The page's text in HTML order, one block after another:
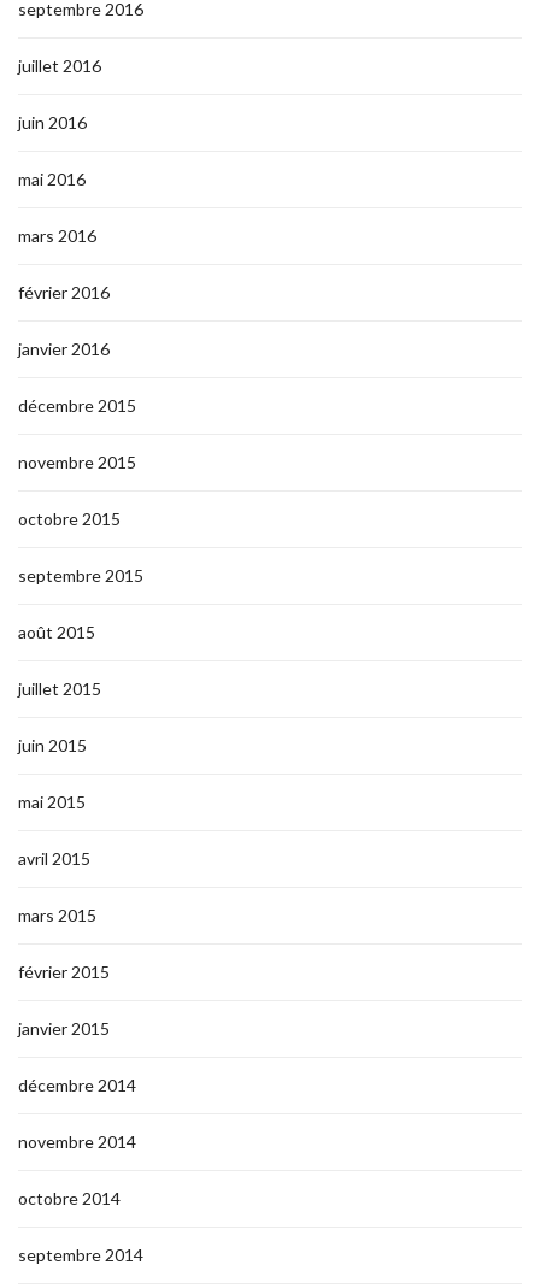
septembre 2016
juillet 2016
juin 2016
mai 2016
mars 2016
février 2016
janvier 2016
décembre 2015
novembre 2015
octobre 2015
septembre 2015
août 2015
juillet 2015
juin 2015
mai 2015
avril 2015
mars 2015
février 2015
janvier 2015
décembre 2014
novembre 2014
octobre 2014
septembre 2014